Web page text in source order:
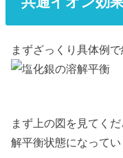
まずざっくり具体例で
まず上の図を見てく
解平衡状態になってい